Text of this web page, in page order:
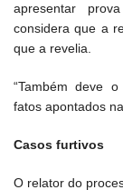
apresentar
considera que a
que a revelia.
“Também deve
fatos apontados
Casos furtivos
O relator do